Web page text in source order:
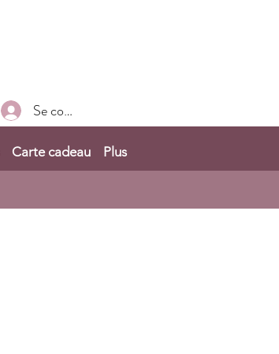
Se connecter
Carte cadeau Plus